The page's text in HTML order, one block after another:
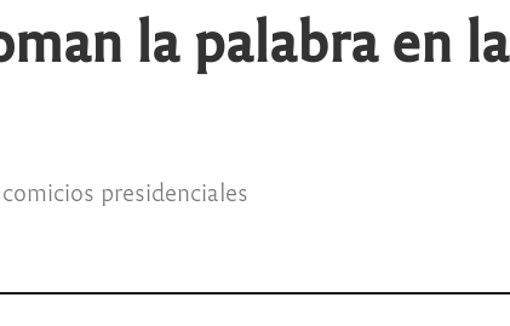
la palabra en la
presidenciales